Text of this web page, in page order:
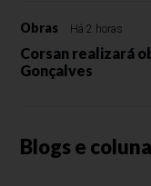
Obras Há 2 horas
Corsan realizará
Gonçalves
Blogs e